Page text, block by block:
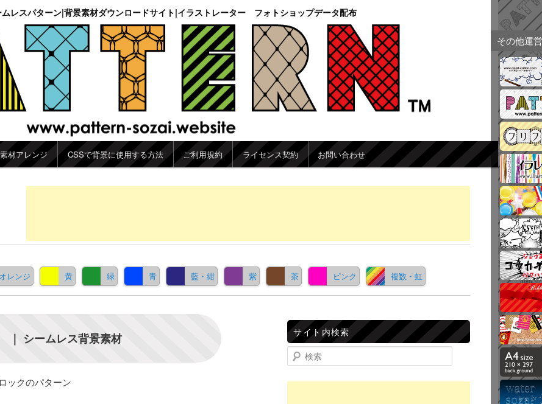
ムレスパターン|背景素材ダウンロードサイト|イラストレーター フォトショップデータ配布
材アレンジ CSSで背景に使用する方法 ご利用規約 ライセンス契約 お問い合わせ
オレンジ 黄 緑 青 藍・紺 紫 茶 ピンク 複数・虹
｜ シームレス背景素材
ックのパターン
サイト内検索
検索
その他運